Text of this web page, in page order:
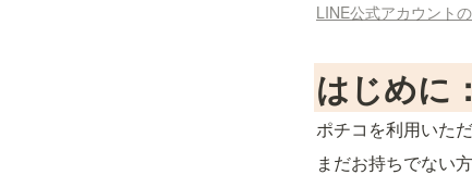
LINE公式アカウント
はじめに
ポチコを利用いた